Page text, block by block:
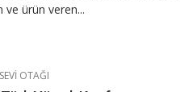
ve ürün veren...
OTAĞI